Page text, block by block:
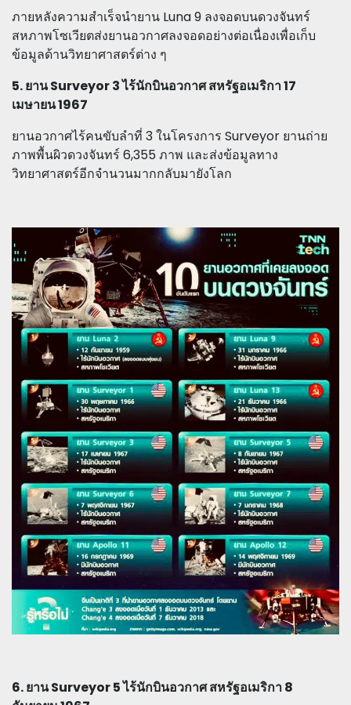
ภายหลังความสำเร็จนำยาน Luna 9 ลงจอดบนดวงจันทร์
สหภาพโซเวียตส่งยานอวกาศลงจอดอย่างต่อเนื่องเพื่อเก็บ
ข้อมูลด้านวิทยาศาสตร์ต่าง ๆ
5. ยาน Surveyor 3 ไร้นักบินอวกาศ สหรัฐอเมริกา 17
เมษายน 1967
ยานอวกาศไร้คนขับลำที่ 3 ในโครงการ Surveyor ยานถ่าย
ภาพพื้นผิวดวงจันทร์ 6,355 ภาพ และส่งข้อมูลทาง
วิทยาศาสตร์อีกจำนวนมากกลับมายังโลก
6. ยาน Surveyor 5 ไร้นักบินอวกาศ สหรัฐอเมริกา 8